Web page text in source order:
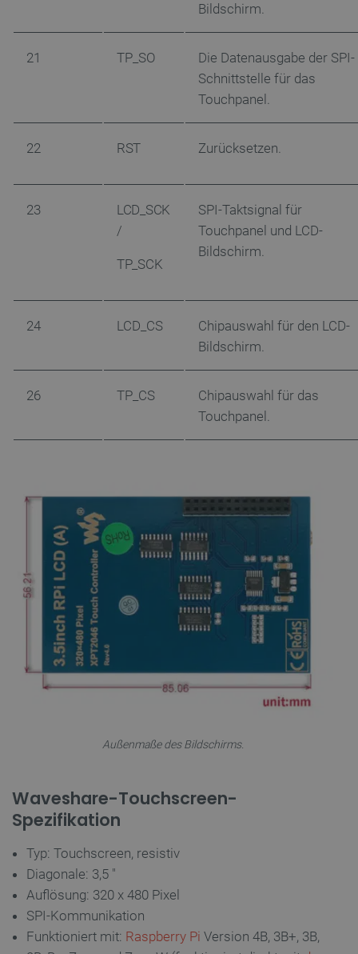
Bildschirm.
21 TP_SO
Die Datenausgabe der SPI-
Schnittstelle für das
Touchpanel.
22 RST Zurücksetzen.
23
LCD_SCK
/
TP_SCK
SPI-Taktsignal für
Touchpanel und LCD-
Bildschirm.
24 LCD_CS
Chipauswahl für den LCD-
Bildschirm.
26 TP_CS
Chipauswahl für das
Touchpanel.
Außenmaße des Bildschirms.
Waveshare-Touchscreen-
Spezifikation
Typ: Touchscreen, resistiv
Diagonale: 3,5 "
Auflösung: 320 x 480 Pixel
SPI-Kommunikation
Funktioniert mit: Raspberry Pi Version 4B, 3B+, 3B,
Performance
Targeting Funktionalität
Unbedingt erforderliche Cookies ermöglichen
Website nicht ordnungsgemäß verwendet werden.
Anbieter/
VISITOR_PRIVACY_METADATA
critAccountId botland.de
PrestaShop-[abcdef0123456789]{32} .botland.de
LaVisitorId_Ym90bGFuZC5sYWRlc2suY29tLw .botland.de
critData botland.de
_lb
CookieScriptConsent CookieScript
Datenschutzerklärung von Google